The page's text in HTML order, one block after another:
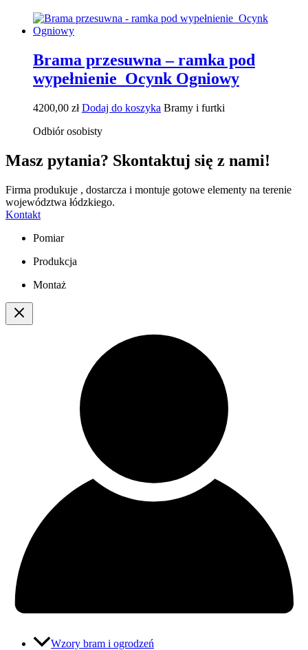
Brama przesuwna – ramka pod
wypełnienie Ocynk Ogniowy
4200,00 zł Dodaj do koszyka Bramy i furtki
Odbiór osobisty
Masz pytania? Skontaktuj się z nami!
Firma produkuje , dostarcza i montuje gotowe elementy na terenie
województwa łódzkiego.
Kontakt
Pomiar
Produkcja
Montaż
Wzory bram i ogrodzeń